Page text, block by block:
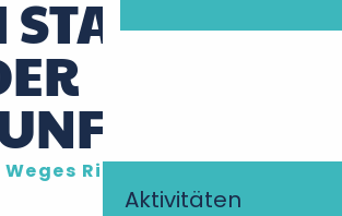
Aktivitäten
START UND
Richelieu Chinon